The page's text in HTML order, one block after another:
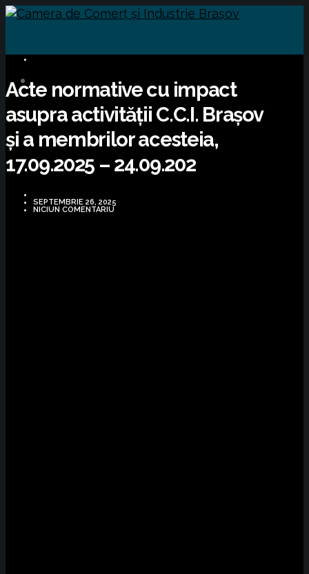
Acte normative cu impact
asupra activității C.C.I. Brașov
și a membrilor acesteia,
17.09.2025 – 24.09.202
SEPTEMBRIE 26, 2025
NICIUN COMENTARIU